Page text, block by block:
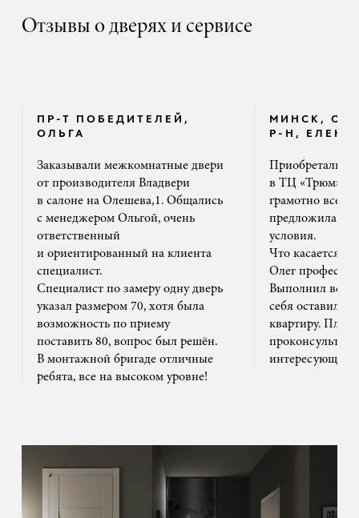
Отзывы о дверях и сервисе
ПР-Т ПОБЕДИТЕЛЕЙ,
ОЛЬГА
Заказывали межкомнатные двери
от производителя Владвери
в салоне на Олешева,1. Общались
с менеджером Ольгой, очень
ответственный
и ориентированный на клиента
специалист.
Специалист по замеру одну дверь
указал размером 70, хотя была
возможность по приему
поставить 80, вопрос был решён.
В монтажной бригаде отличные
ребята, все на высоком уровне!
МИНСК,
Р-Н, ЕЛЕНА
Приобретали
в ТЦ «Трюм».
грамотно все
предложила
условия.
Что касается
Олег
Выполнил все
себя оставил
квартиру. Плюс
интересующим